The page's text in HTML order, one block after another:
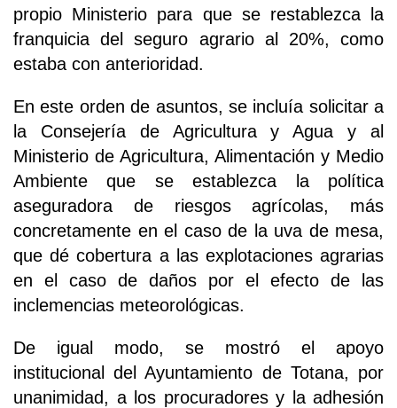
propio Ministerio para que se restablezca la
franquicia del seguro agrario al 20%, como
estaba con anterioridad.
En este orden de asuntos, se incluía solicitar a
la Consejería de Agricultura y Agua y al
Ministerio de Agricultura, Alimentación y Medio
Ambiente que se establezca la política
aseguradora de riesgos agrícolas, más
concretamente en el caso de la uva de mesa,
que dé cobertura a las explotaciones agrarias
en el caso de daños por el efecto de las
inclemencias meteorológicas.
De igual modo, se mostró el apoyo
institucional del Ayuntamiento de Totana, por
unanimidad, a los procuradores y la adhesión